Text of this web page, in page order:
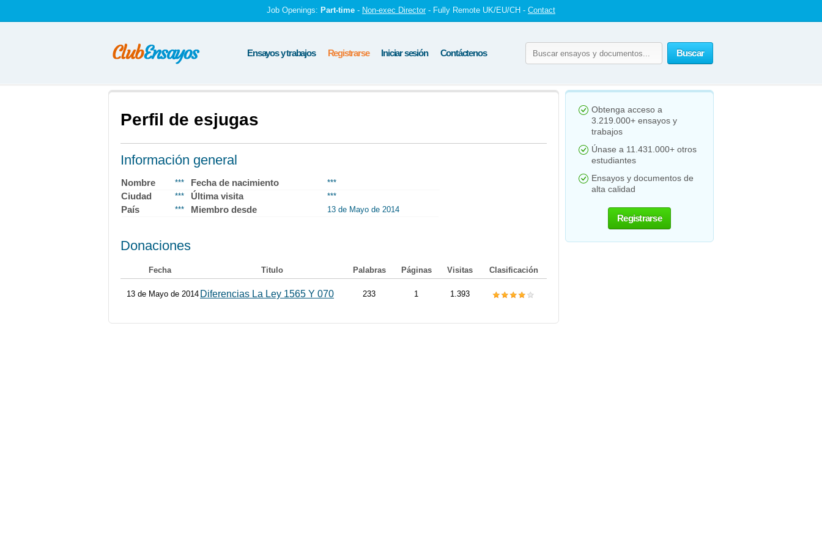
Job Openings: Part-time - Non-exec Director - Fully Remote UK/EU/CH - Contact
Buscar
Ensayos y trabajos Registrarse Iniciar sesión Contáctenos
Perfil de esjugas
Información general
Nombre *** Fecha de nacimiento ***
Ciudad *** Última visita ***
País *** Miembro desde 13 de Mayo de 2014
Donaciones
Fecha Titulo Palabras Páginas Visitas Clasificación
13 de Mayo de 2014 Diferencias La Ley 1565 Y 070 233 1 1.393
Obtenga acceso a
3.219.000+ ensayos y
trabajos
Únase a 11.431.000+ otros
estudiantes
Ensayos y documentos de
alta calidad
Registrarse